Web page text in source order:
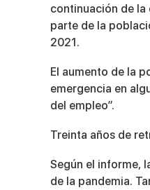
continuación de la
parte de la
2021.
El aumento de la
emergencia en
del empleo”.
Treinta años de
Según el informe,
de la pandemia.